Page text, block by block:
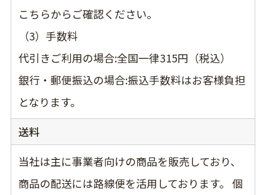
こちらからご確認ください。
（3）手数料
代引きご利用の場合:全国一律315円（税込）
銀行・郵便振込の場合:振込手数料はお客様負担
となります。
送料
当社は主に事業者向けの商品を販売しており、
商品の配送には路線便を活用しております。 個